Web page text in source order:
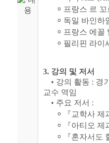
⸰ 프랑스 르 꼬
⸰ 독일 바인하임
⸰ 프랑스 에꼴 발
⸰ 필리핀 라이세
3. 강의 및 저서
• 강의 활동 : 경
교수 역임
• 주요 저서 :
⸰ 『교학사 제
⸰ 『아티오 제
⸰ 『혼자서도